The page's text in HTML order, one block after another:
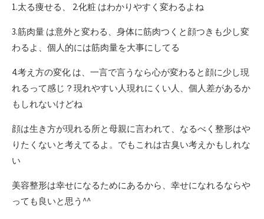
1.太る痩せる、 2.化粧 はわかりやすく変わるよね
3.筋肉量 は意外と変わる、身体に筋肉つくと顔つきも少し変
わるよ、個人的には筋肉量を大事にしてる
4.考え方の変化 は、一言で言うなら心が変わると顔に少し現
れるって感じ？現れやすい人現れにくい人、個人差があるか
もしれないけどね
顔は生き方が現れる所と母親に言われて、なるべく整形はや
りたくないと考えてるよ。でもこれは古臭い考えかもしれな
い
美容整形は幸せになるためにあるから、幸せになれるならや
っても良いと思う^^